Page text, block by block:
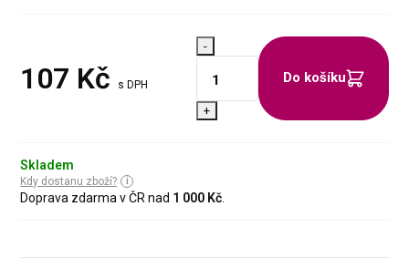
107 Kč s DPH
-
+
Do košíku
Skladem
Kdy dostanu zboží?
Doprava zdarma v ČR nad 1 000 Kč